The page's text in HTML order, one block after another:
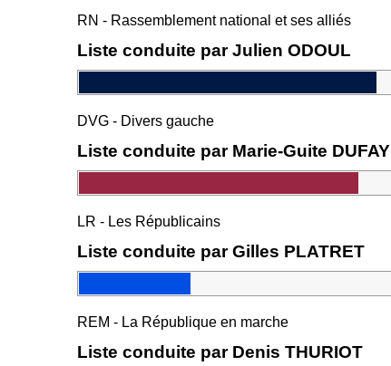
RN - Rassemblement national et ses alliés
Liste conduite par Julien ODOUL
DVG - Divers gauche
Liste conduite par Marie-Guite DUFAY
LR - Les Républicains
Liste conduite par Gilles PLATRET
REM - La République en marche
Liste conduite par Denis THURIOT